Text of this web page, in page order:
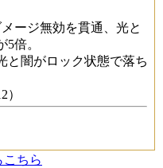
ージ無効を貫通、光と
倍。
と闇がロック状態で落ち
）
ちら